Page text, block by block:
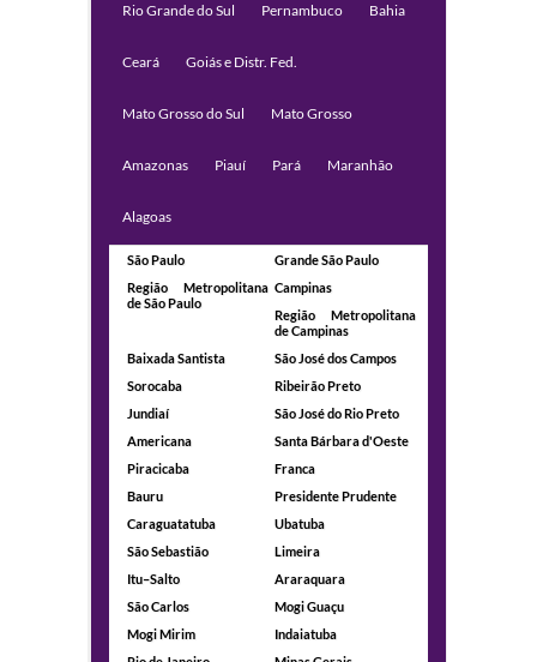
Rio Grande do Sul Pernambuco Bahia
Ceará Goiás e Distr. Fed.
Mato Grosso do Sul Mato Grosso
Amazonas Piauí Pará Maranhão
Alagoas
São Paulo
Grande São Paulo
Região Metropolitana
de São Paulo
Campinas
Região Metropolitana
de Campinas
Baixada Santista
São José dos Campos
Sorocaba
Ribeirão Preto
Jundiaí
São José do Rio Preto
Americana
Santa Bárbara d'Oeste
Piracicaba
Franca
Bauru
Presidente Prudente
Caraguatatuba
Ubatuba
São Sebastião
Limeira
Itu–Salto
Araraquara
São Carlos
Mogi Guaçu
Mogi Mirim
Indaiatuba